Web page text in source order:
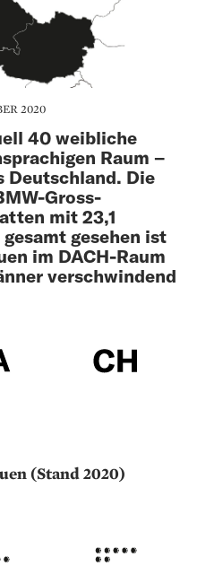
2020
40 weibliche
Raum –
Deutschland. Die
Gross­
mit 23,1
gesehen ist
im DACH-Raum
verschwindend
(Stand 2020)